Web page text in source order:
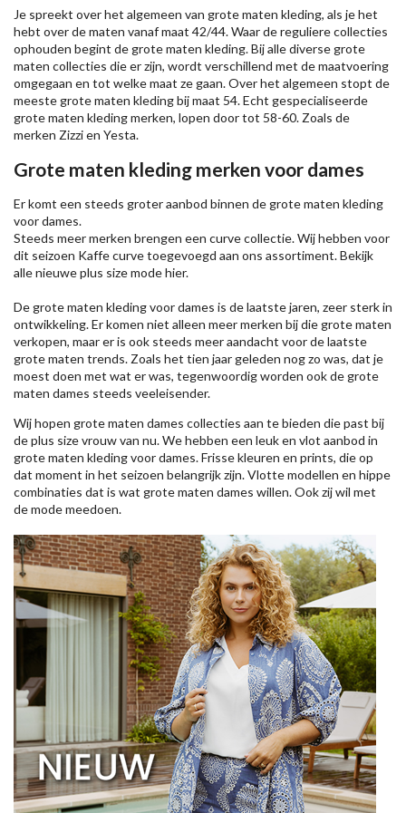
Je spreekt over het algemeen van grote maten kleding, als je het
hebt over de maten vanaf maat 42/44. Waar de reguliere collecties
ophouden begint de grote maten kleding. Bij alle diverse grote
maten collecties die er zijn, wordt verschillend met de maatvoering
omgegaan en tot welke maat ze gaan. Over het algemeen stopt de
meeste grote maten kleding bij maat 54. Echt gespecialiseerde
grote maten kleding merken, lopen door tot 58-60. Zoals de
merken Zizzien Yesta.
Grote maten kleding merken voor dames
Er komt een steeds groter aanbod binnen de grote maten kleding
voor dames.
Steeds meer merken brengen een curve collectie. Wij hebben voor
dit seizoen Kaffecurve toegevoegd aan ons assortiment. Bekijk
alle nieuweplus size modehier.
De grote maten kleding voor dames is de laatste jaren, zeer sterk in
ontwikkeling. Er komen niet alleen meer merken bij die grote maten
verkopen, maar er is ook steeds meer aandacht voor de laatste
grote maten trends. Zoals het tien jaar geleden nog zo was, dat je
moest doen met wat er was, tegenwoordig worden ook de grote
maten dames steeds veeleisender.
Wij hopen grote maten dames collecties aan te bieden die past bij
de plus size vrouw van nu. We hebben een leuk en vlot aanbod in
grote maten kleding voor dames. Frisse kleuren en prints, die op
dat moment in het seizoen belangrijk zijn. Vlotte modellen en hippe
combinaties dat is wat grote maten dames willen. Ook zij wil met
de mode meedoen.